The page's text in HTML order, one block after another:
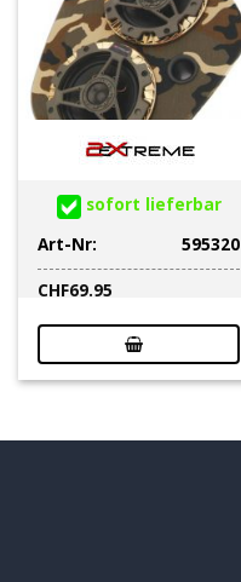
sofort lieferbar
Art-Nr:
595320
CHF69.95